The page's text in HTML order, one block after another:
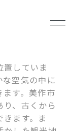
していま
空気の中に
す。美作市
、古くから
ます。ま